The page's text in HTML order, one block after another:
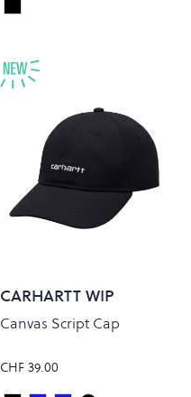
Colour
Black/White
CARHARTT WIP
Canvas Script Cap
CHF 39.00